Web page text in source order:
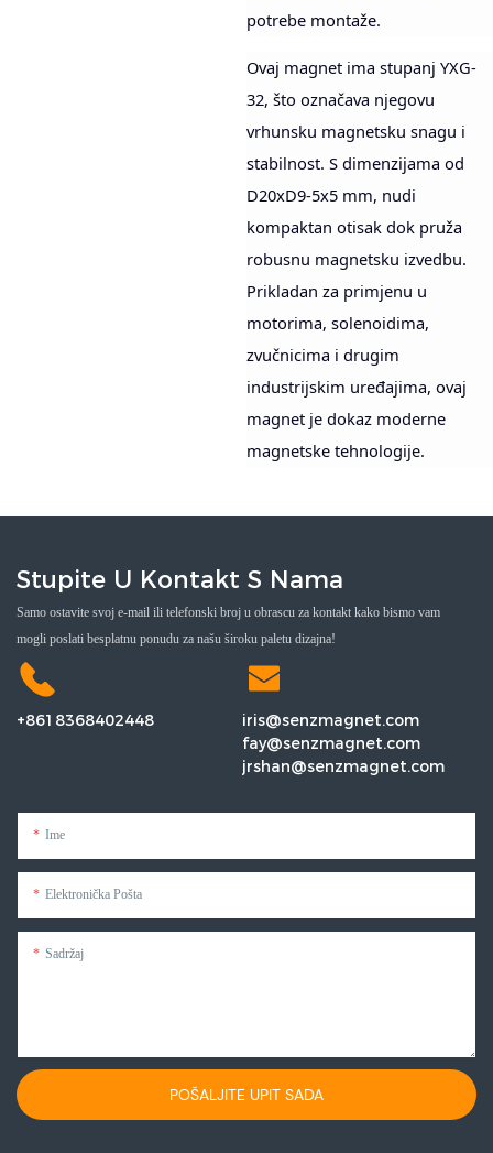
potrebe montaže.
Ovaj magnet ima stupanj YXG-
32, što označava njegovu
vrhunsku magnetsku snagu i
stabilnost. S dimenzijama od
D20xD9-5x5 mm, nudi
kompaktan otisak dok pruža
robusnu magnetsku izvedbu.
Prikladan za primjenu u
motorima, solenoidima,
zvučnicima i drugim
industrijskim uređajima, ovaj
magnet je dokaz moderne
magnetske tehnologije.
Stupite U Kontakt S Nama
Samo ostavite svoj e-mail ili telefonski broj u obrascu za kontakt kako bismo vam
mogli poslati besplatnu ponudu za našu široku paletu dizajna!
+8618368402448
iris@senzmagnet.com
fay@senzmagnet.com
jrshan@senzmagnet.com
Ime
Elektronička Pošta
Sadržaj
POŠALJITE UPIT SADA